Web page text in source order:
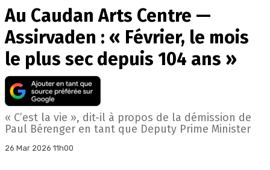
Au Caudan Arts Centre —
Assirvaden : « Février, le mois
le plus sec depuis 104 ans »
« C’est la vie », dit-il à propos de la démission de
Paul Bérenger en tant que Deputy Prime Minister
26 Mar 2026 11h00